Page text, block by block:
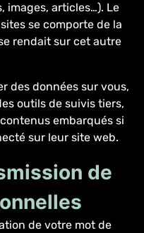
images, articles…). Le
se comporte de la
rendait sur cet autre
des données sur vous,
outils de suivis tiers,
embarqués si
sur leur site web.
de
de votre mot de